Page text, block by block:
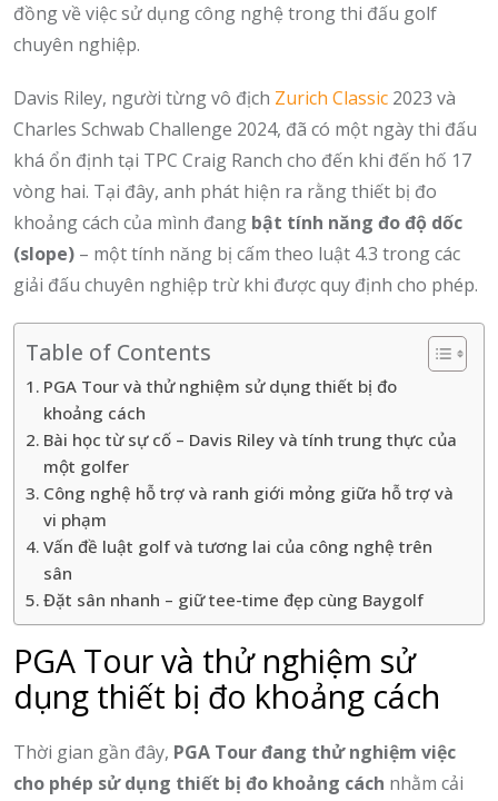
đồng về việc sử dụng công nghệ trong thi đấu golf
chuyên nghiệp.
Davis Riley, người từng vô địch Zurich Classic 2023 và
Charles Schwab Challenge 2024, đã có một ngày thi đấu
khá ổn định tại TPC Craig Ranch cho đến khi đến hố 17
vòng hai. Tại đây, anh phát hiện ra rằng thiết bị đo
khoảng cách của mình đang bật tính năng đo độ dốc
(slope) – một tính năng bị cấm theo luật 4.3 trong các
giải đấu chuyên nghiệp trừ khi được quy định cho phép.
Table of Contents
PGA Tour và thử nghiệm sử dụng thiết bị đo
khoảng cách
Bài học từ sự cố – Davis Riley và tính trung thực của
một golfer
Công nghệ hỗ trợ và ranh giới mỏng giữa hỗ trợ và
vi phạm
Vấn đề luật golf và tương lai của công nghệ trên
sân
Đặt sân nhanh – giữ tee-time đẹp cùng Baygolf
PGA Tour và thử nghiệm sử
dụng thiết bị đo khoảng cách
Thời gian gần đây, PGA Tour đang thử nghiệm việc
cho phép sử dụng thiết bị đo khoảng cách nhằm cải